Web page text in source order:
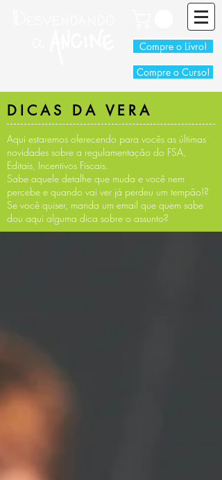
Compre o Livro!
Compre o Curso!
DICAS DA VERA
Aqui estaremos oferecendo para vocês as últimas
novidades sobre a regulamentação do FSA,
Editais, Incentivos Fiscais.
Sabe aquele detalhe que muda e você nem
percebe e quando vai ver já perdeu um tempão!?
Se você quiser, manda um email que quem sabe
dou aqui alguma dica sobre o assunto?